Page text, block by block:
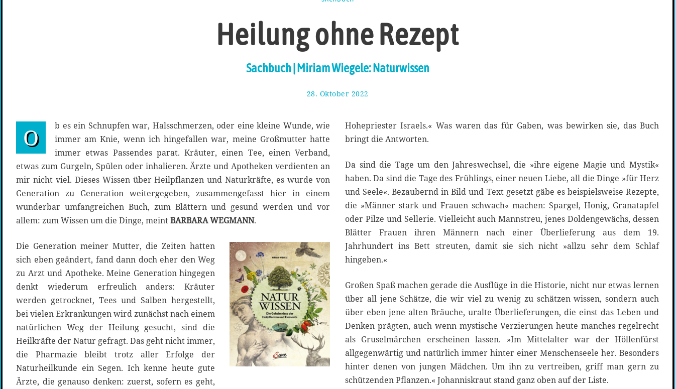
Heilung ohne Rezept
Sachbuch | Miriam Wiegele: Naturwissen
28. Oktober 2022
o
e
b
r
2
0
2
2
O
b es ein Schnupfen war, Halsschmerzen, oder eine kleine Wunde, wie
immer am Knie, wenn ich hingefallen war, meine Großmutter hatte
immer etwas Passendes parat. Kräuter, einen Tee, einen Verband,
etwas zum Gurgeln, Spülen oder inhalieren. Ärzte und Apotheken verdienten an
mir nicht viel. Dieses Wissen über Heilpflanzen und Naturkräfte, es wurde von
Generation zu Generation weitergegeben, zusammengefasst hier in einem
wunderbar umfangreichen Buch, zum Blättern und gesund werden und vor
allem: zum Wissen um die Dinge, meintBARBARA WEGMANN.
Die Generation meiner Mutter, die Zeiten hatten
sich eben geändert, fand dann doch eher den Weg
zu Arzt und Apotheke. Meine Generation hingegen
denkt wiederum erfreulich anders: Kräuter
werden getrocknet, Tees und Salben hergestellt,
bei vielen Erkrankungen wird zunächst nach einem
natürlichen Weg der Heilung gesucht, sind die
Heilkräfte der Natur gefragt. Das geht nicht immer,
die Pharmazie bleibt trotz aller Erfolge der
Naturheilkunde ein Segen. Ich kenne heute gute
Ärzte, die genauso denken: zuerst, sofern es geht,
Hohepriester Israels.« Was waren das für Gaben, was bewirken sie, das Buch
bringt die Antworten.
Da sind die Tage um den Jahreswechsel, die »ihre eigene Magie und Mystik«
haben. Da sind die Tage des Frühlings, einer neuen Liebe, all die Dinge »für Herz
und Seele«. Bezaubernd in Bild und Text gesetzt gäbe es beispielsweise Rezepte,
die »Männer stark und Frauen schwach« machen: Spargel, Honig, Granatapfel
oder Pilze und Sellerie. Vielleicht auch Mannstreu, jenes Doldengewächs, dessen
Blätter Frauen ihren Männern nach einer Überlieferung aus dem 19.
Jahrhundert ins Bett streuten, damit sie sich nicht »allzu sehr dem Schlaf
hingeben.«
Großen Spaß machen gerade die Ausflüge in die Historie, nicht nur etwas lernen
über all jene Schätze, die wir viel zu wenig zu schätzen wissen, sondern auch
über eben jene alten Bräuche, uralte Überlieferungen, die einst das Leben und
Denken prägten, auch wenn mystische Verzierungen heute manches regelrecht
als Gruselmärchen erscheinen lassen. »Im Mittelalter war der Höllenfürst
allgegenwärtig und natürlich immer hinter einer Menschenseele her. Besonders
hinter denen von jungen Mädchen. Um ihn zu vertreiben, griff man gern zu
schützenden Pflanzen.« Johanniskraut stand ganz oben auf der Liste.